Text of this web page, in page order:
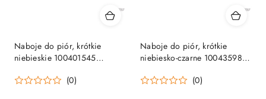
Naboje do piór, krótkie
niebieskie 100401545
(0)
Naboje do piór, krótkie
niebiesko-czarne 100435989
(0)